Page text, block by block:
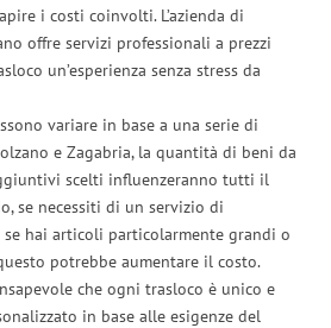
i costi coinvolti. L’azienda di
offre servizi professionali a prezzi
un’esperienza senza stress da
variare in base a una serie di
e Zagabria, la quantità di beni da
scelti influenzeranno tutti il
se necessiti di un servizio di
hai articoli particolarmente grandi o
potrebbe aumentare il costo.
che ogni trasloco è unico e
in base alle esigenze del